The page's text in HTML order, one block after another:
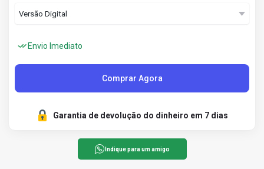
Envio Imediato
Comprar Agora
Garantia de devolução do dinheiro em 7 dias
Indique para um amigo